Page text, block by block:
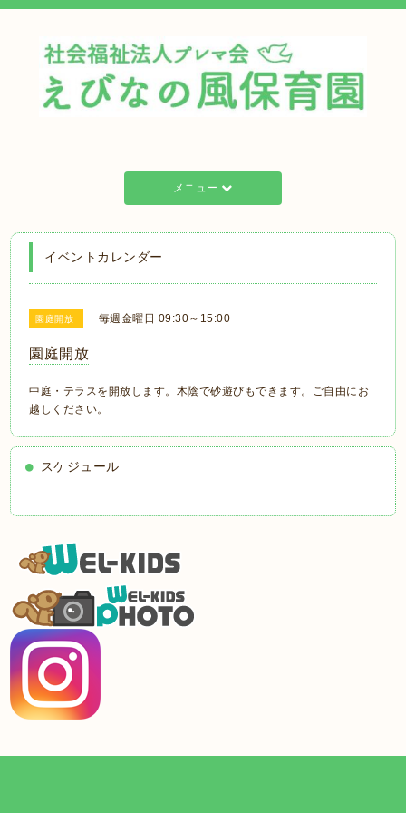
メニュー
イベントカレンダー
園庭開放 毎週金曜日 09:30～15:00
園庭開放
中庭・テラスを開放します。木陰で砂遊びもできます。ご自由にお
越しください。
スケジュール